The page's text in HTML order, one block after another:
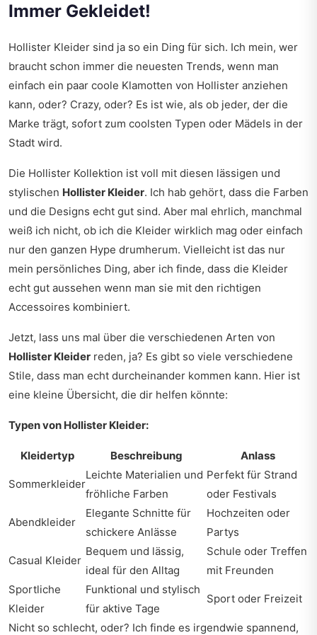
Immer Gekleidet!
Hollister Kleider sind ja so ein Ding für sich. Ich mein, wer
braucht schon immer die neuesten Trends, wenn man
einfach ein paar coole Klamotten von Hollister anziehen
kann, oder? Crazy, oder? Es ist wie, als ob jeder, der die
Marke trägt, sofort zum coolsten Typen oder Mädels in der
Stadt wird.
Die Hollister Kollektion ist voll mit diesen lässigen und
stylischen Hollister Kleider. Ich hab gehört, dass die Farben
und die Designs echt gut sind. Aber mal ehrlich, manchmal
weiß ich nicht, ob ich die Kleider wirklich mag oder einfach
nur den ganzen Hype drumherum. Vielleicht ist das nur
mein persönliches Ding, aber ich finde, dass die Kleider
echt gut aussehen wenn man sie mit den richtigen
Accessoires kombiniert.
Jetzt, lass uns mal über die verschiedenen Arten von
Hollister Kleider reden, ja? Es gibt so viele verschiedene
Stile, dass man echt durcheinander kommen kann. Hier ist
eine kleine Übersicht, die dir helfen könnte:
Typen von Hollister Kleider:
Kleidertyp Beschreibung Anlass
Sommerkleider
Leichte Materialien und
fröhliche Farben
Perfekt für Strand
oder Festivals
Abendkleider
Elegante Schnitte für
schickere Anlässe
Hochzeiten oder
Partys
Casual Kleider
Bequem und lässig,
ideal für den Alltag
Schule oder Treffen
mit Freunden
Sportliche
Kleider
Funktional und stylisch
für aktive Tage
Sport oder Freizeit
Nicht so schlecht, oder? Ich finde es irgendwie spannend,